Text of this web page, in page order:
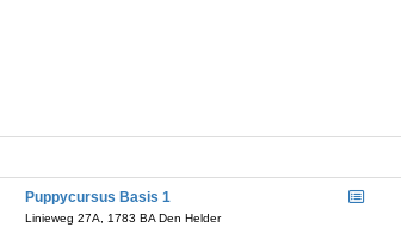
Puppycursus Basis 1
Linieweg 27A, 1783 BA Den Helder